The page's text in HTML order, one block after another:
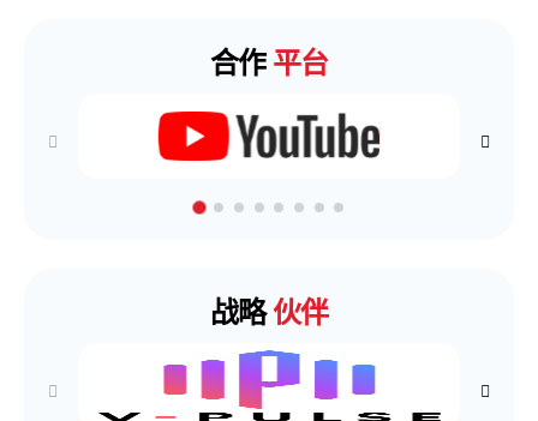
合作 平台
战略伙伴